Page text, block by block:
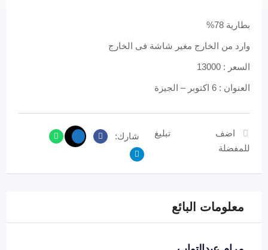
بطارية 78%
وارد من الخارج مغير شاشة فى الخارج
السعر : 13000
العنوان : 6 اكتوبر – الجيزة
اضف
للمفضلة
تبليغ شارك:
معلومات البائع